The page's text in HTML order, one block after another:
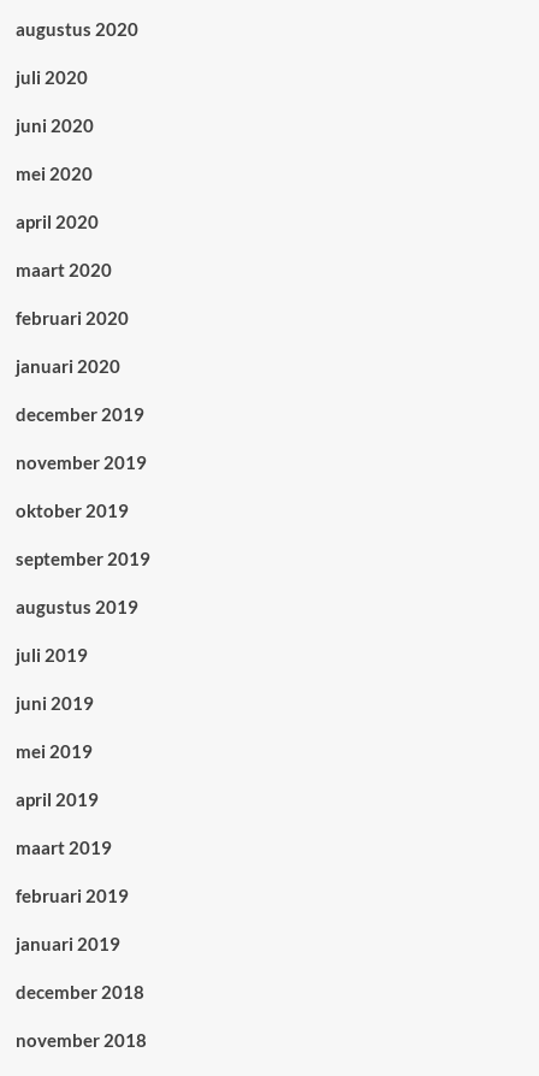
augustus 2020
juli 2020
juni 2020
mei 2020
april 2020
maart 2020
februari 2020
januari 2020
december 2019
november 2019
oktober 2019
september 2019
augustus 2019
juli 2019
juni 2019
mei 2019
april 2019
maart 2019
februari 2019
januari 2019
december 2018
november 2018